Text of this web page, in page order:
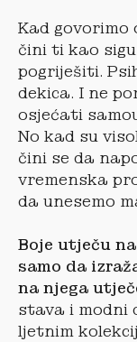
Kad govorimo
čini ti kao
pogriješiti.
dekica. I ne
osjećati
No kad su
čini se da
vremenska
da unesemo
Boje utječu
samo da
na njega
stava i modni
ljetnim